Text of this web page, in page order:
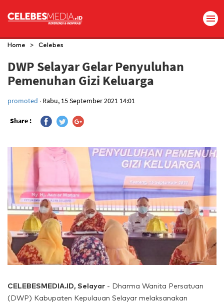
Home > Celebes
DWP Selayar Gelar Penyuluhan
Pemenuhan Gizi Keluarga
promoted . Rabu, 15 September 2021 14:01
Share :
CELEBESMEDIA.ID, Selayar - Dharma Wanita Persatuan
(DWP) Kabupaten Kepulauan Selayar melaksanakan